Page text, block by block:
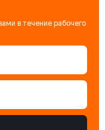
в течение рабочего